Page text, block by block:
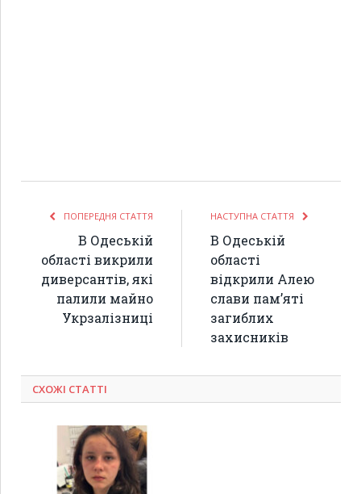
ПОПЕРЕДНЯ СТАТТЯ
В Одеській
області викрили
диверсантів, які
палили майно
Укрзалізниці
НАСТУПНА СТАТТЯ
В Одеській
області
відкрили Алею
слави пам’яті
загиблих
захисників
СХОЖІ СТАТТІ